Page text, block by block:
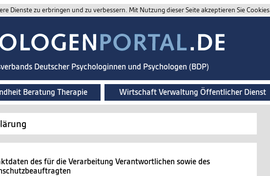
Dienste zu erbringen und zu verbessern. Mit Nutzung dieser Seite akzeptieren Sie Cookies.
Deutscher Psychologinnen und Psychologen (BDP)
Beratung Therapie Wirtschaft Verwaltung Öffentlicher Dienst
des für die Verarbeitung Verantwortlichen sowie des